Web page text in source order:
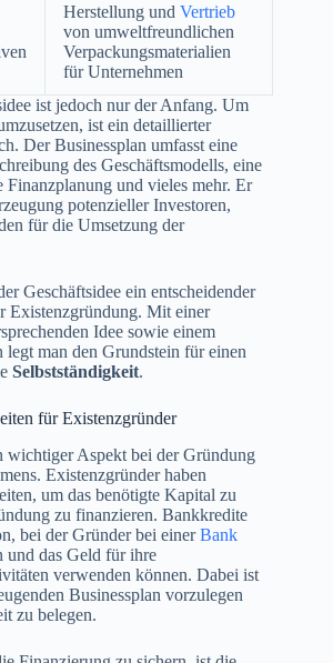
Herstellung und Vertrieb
von umweltfreundlichen
Verpackungsmaterialien
für Unternehmen
ist jedoch nur der Anfang. Um
ist ein detaillierter
Der Businessplan umfasst eine
des Geschäftsmodells, eine
Finanzplanung und vieles mehr. Er
potenzieller Investoren,
für die Umsetzung der
Geschäftsidee ein entscheidender
Existenzgründung. Mit einer
Idee sowie einem
legt man den Grundstein für einen
Selbstständigkeit.
für Existenzgründer
wichtiger Aspekt bei der Gründung
Existenzgründer haben
um das benötigte Kapital zu
zu finanzieren. Bankkredite
bei der Gründer bei einerBank
und das Geld für ihre
verwenden können. Dabei ist
Businessplan vorzulegen
zu belegen.